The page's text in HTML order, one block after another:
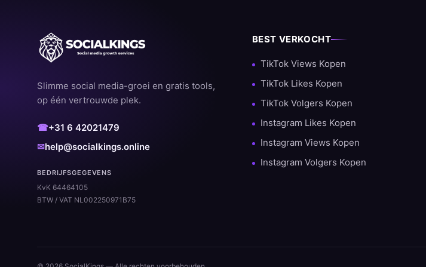
Slimme social media-groei en gratis tools,
op één vertrouwde plek.
☎+31 6 42021479
✉help@socialkings.online
BEDRIJFSGEGEVENS
KvK 64464105
BTW / VAT NL002250971B75
BEST VERKOCHT
TikTok Views Kopen
TikTok Likes Kopen
TikTok Volgers Kopen
Instagram Likes Kopen
Instagram Views Kopen
Instagram Volgers Kopen